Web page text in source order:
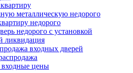
металлическую недорого
недорого
недорого с установкой
ликвидация
входных дверей
входные цены